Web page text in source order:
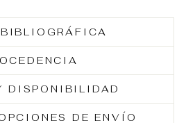
DISPONIBILIDAD
DE ENVÍO